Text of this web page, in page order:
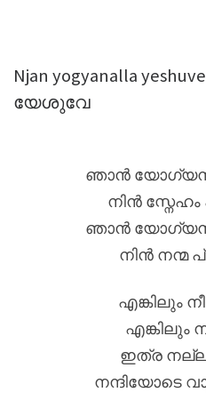
Njan yogyanalla
യേശുവേ
ഞാന്‍
നിന്‍ സ്നേഹം
ഞാന്‍
നിന്‍ നന്മ
എങ്കിലും
എങ്കിലും
ഇത്ര നല്ല
നന്ദിയോടെ